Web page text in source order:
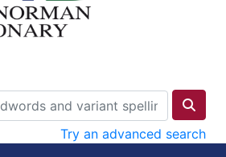
Try an advanced search